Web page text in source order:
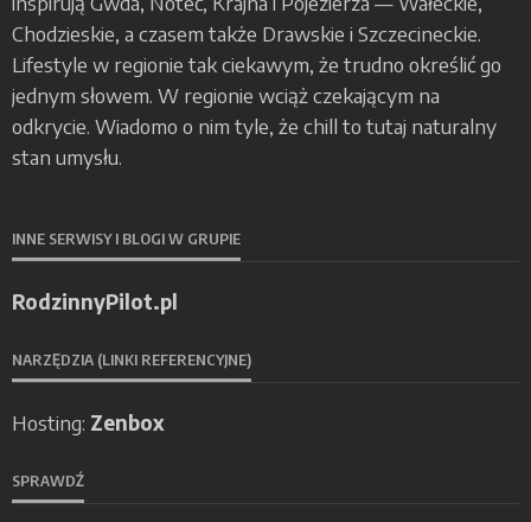
Chodzieskie, a czasem także Drawskie i Szczecineckie.
Lifestyle w regionie tak ciekawym, że trudno określić go
jednym słowem. W regionie wciąż czekającym na
odkrycie. Wiadomo o nim tyle, że chill to tutaj naturalny
stan umysłu.
INNE SERWISY I BLOGI W GRUPIE
RodzinnyPilot.pl
NARZĘDZIA (LINKI REFERENCYJNE)
Hosting: Zenbox
SPRAWDŹ